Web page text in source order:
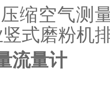
缩空气测
式磨粉机
流量计